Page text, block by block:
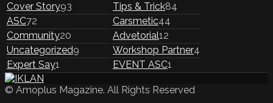
Cover Story93 Tips & Trick84
ASC72 Carsmetic44
Community20 Advetorial12
Uncategorized9 Workshop Partner4
Expert Say1 EVENT ASC1
© Amoplus Magazine. All Rights Reserved